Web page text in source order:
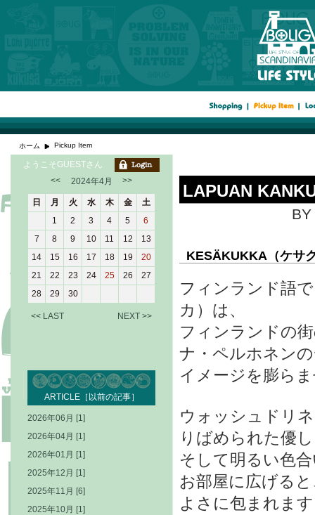
ホーム Pickup Item
LAPUAN
KESÄKUKKA（ケサ
フィンランド語
カ）は、
フィンランドの
ナ・ペルホネン
イメージを膨ら
ウォッシュドリ
りばめられた優
そして明るい色
お部屋に広げる
よさに包まれま
ようこそGUESTさん
<<
2024年4月 >>
日 月 火 水 木 金
土
1
2 3 4 5
6
7
8 9 10 11 12
13
14
15 16 17 18 19
20
21
22 23 24 25 26
27
28
29 30
<< LAST NEXT >>
ARTICLE［以前の記事］
2026年06月 [1]
2026年04月 [1]
2026年01月 [1]
2025年12月 [1]
2025年11月 [6]
2025年10月 [1]